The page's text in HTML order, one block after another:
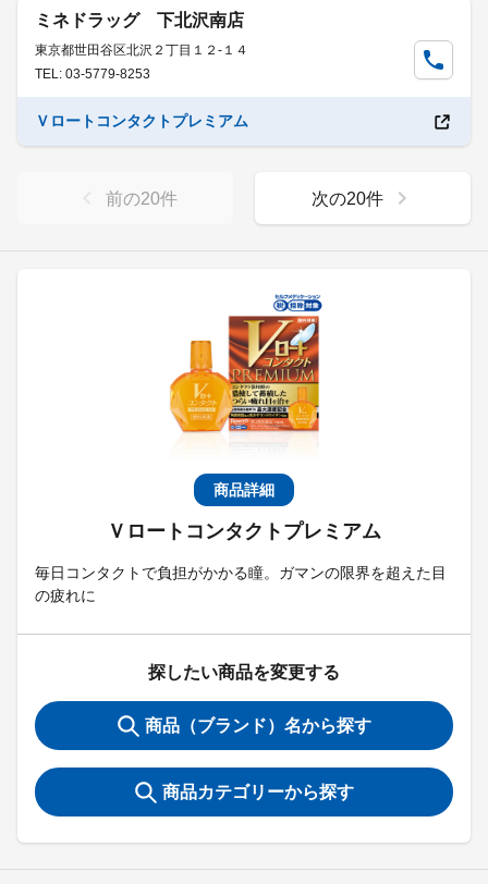
商品詳細
Ｖロートコンタクトプレミアム
毎日コンタクトで負担がかかる瞳。ガマンの限界を超えた目
の疲れに
探したい商品を変更する
商品（ブランド）名から探す
商品カテゴリーから探す
ミネドラッグ 下北沢南店
東京都世田谷区北沢２丁目１２-１４
TEL: 03-5779-8253
Ｖロートコンタクトプレミアム
前の20件 次の20件